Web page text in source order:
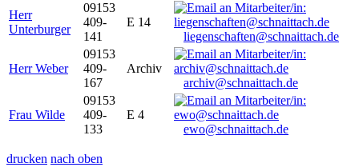
Herr
Unterburger
09153
409-
141
E 14
liegenschaften@schnaittach.de
Herr Weber
09153
409-
167
Archiv
archiv@schnaittach.de
Frau Wilde
09153
409-
133
E 4
ewo@schnaittach.de
drucken nach oben